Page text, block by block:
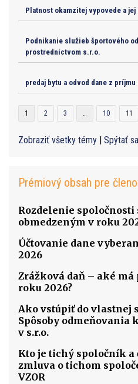
Platnost okamzitej vypovede a
Podnikanie služieb športového
prostredníctvom s.r.o.
predaj bytu a odvod dane z príjmu
1 2 3 … 10 11
Zobraziť všetky témy | Spýtať
Prémiový obsah pre
Rozdelenie spoločnosti
obmedzeným v roku
Účtovanie dane
2026
Zrážková daň – aké
roku 2026?
Ako vstúpiť do vlastnej
Spôsoby odmeňovania
v s.r.o.
Kto je tichý spoločník a
zmluva o tichom
VZOR